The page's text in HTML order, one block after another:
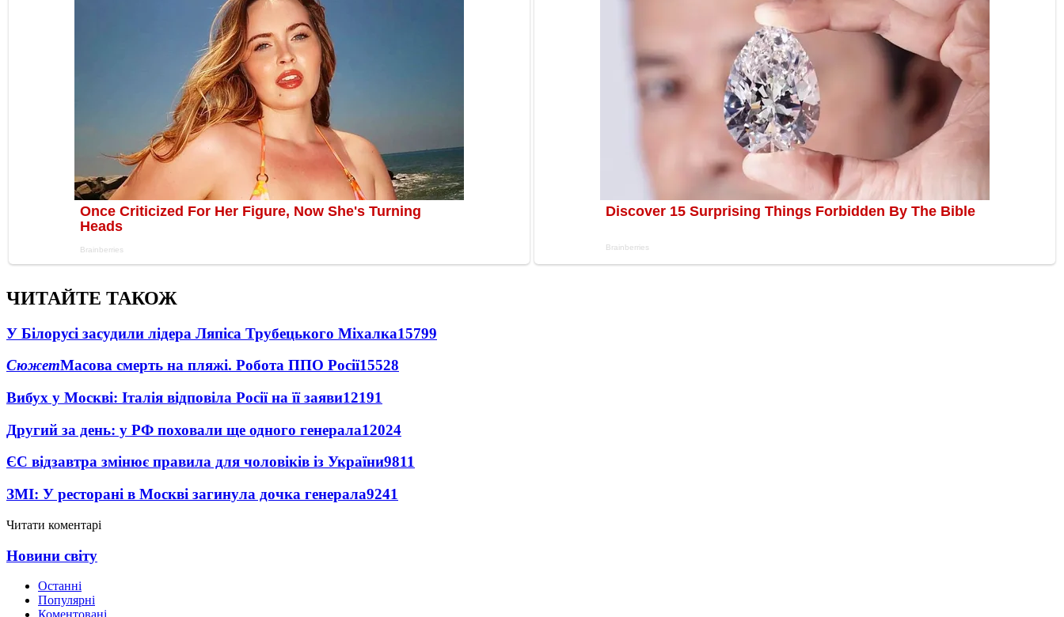
ЧИТАЙТЕ ТАКОЖ
У Білорусі засудили лідера Ляпіса Трубецького Міхалка15799
СюжетМасова смерть на пляжі. Робота ППО Росії15528
Вибух у Москві: Італія відповіла Росії на її заяви12191
Другий за день: у РФ поховали ще одного генерала12024
ЄС відзавтра змінює правила для чоловіків із України9811
ЗМІ: У ресторані в Москві загинула дочка генерала9241
Читати коментарі
Новини світу
Останні
Популярні